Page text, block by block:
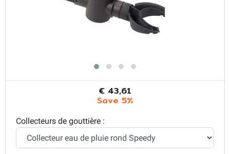
€ 43,61
Save 5%
Collecteurs de gouttière :